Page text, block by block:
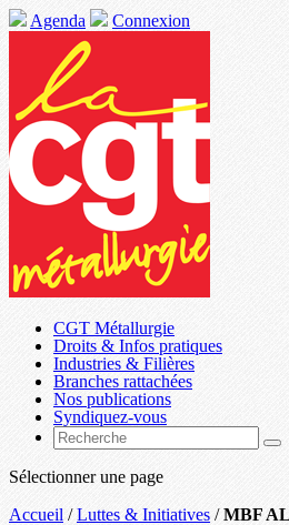
Agenda Connexion
CGT Métallurgie
Droits & Infos pratiques
Industries & Filières
Branches rattachées
Nos publications
Syndiquez-vous
Sélectionner une page
Accueil /Luttes & Initiatives /MBF